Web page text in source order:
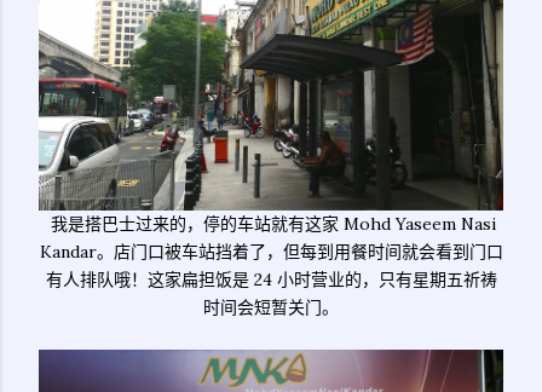
我是搭巴士过来的，停的车站就有这家 Mohd Yaseem Nasi
Kandar。店门口被车站挡着了，但每到用餐时间就会看到门口
有人排队哦！这家扁担饭是 24 小时营业的，只有星期五祈祷
时间会短暂关门。